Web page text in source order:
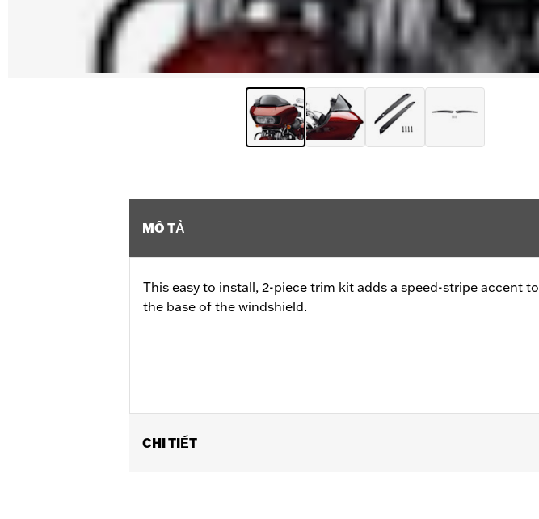
MÔ TẢ
This easy to install, 2-piece trim kit adds a speed-stripe accent to
the base of the windshield.
CHI TIẾT